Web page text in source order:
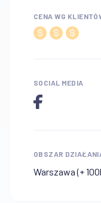
CENA WG
SOCIAL MEDIA
OBSZAR
Warszawa (+